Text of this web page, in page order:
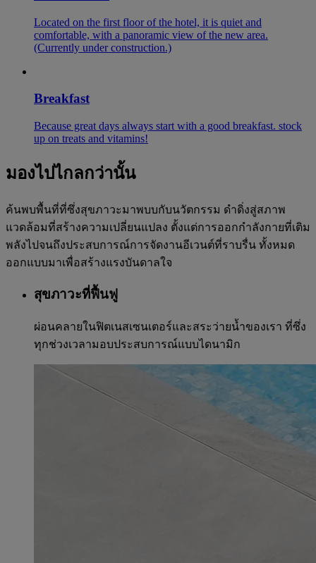
Located on the first floor of the hotel, it is quiet and
comfortable, with a panoramic view of the new area.
(Currently under construction.)
Breakfast
Because great days always start with a good breakfast. stock
up on treats and vitamins!
มองไปไกลกว่านั้น
ค้นพบพื้นที่ที่ซึ่งสุขภาวะมาพบบกับนวัตกรรม ดำดิ่งสู่สภาพ
แวดล้อมที่สร้างความเปลี่ยนแปลง ตั้งแต่การออกกำลังกายที่เติม
พลังไปจนถึงประสบการณ์การจัดงานอีเวนต์ที่ราบรื่น ทั้งหมด
ออกแบบมาเพื่อสร้างแรงบันดาลใจ
สุขภาวะที่ฟื้นฟู
ผ่อนคลายในฟิตเนสเซนเตอร์และสระว่ายน้ำของเรา ที่ซึ่ง
ทุกช่วงเวลามอบประสบการณ์แบบไดนามิก